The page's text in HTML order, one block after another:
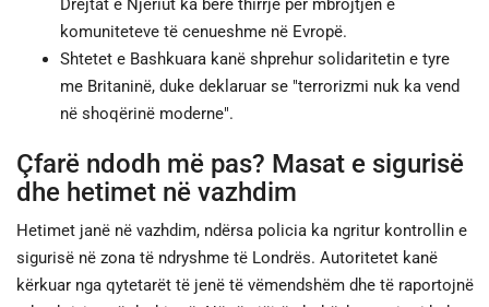
Drejtat e Njeriut ka bërë thirrje për mbrojtjen e
komuniteteve të cenueshme në Evropë.
Shtetet e Bashkuara kanë shprehur solidaritetin e tyre
me Britaninë, duke deklaruar se "terrorizmi nuk ka vend
në shoqërinë moderne".
Çfarë ndodh më pas? Masat e sigurisë
dhe hetimet në vazhdim
Hetimet janë në vazhdim, ndërsa policia ka ngritur kontrollin e
sigurisë në zona të ndryshme të Londrës. Autoritetet kanë
kërkuar nga qytetarët të jenë të vëmendshëm dhe të raportojnë